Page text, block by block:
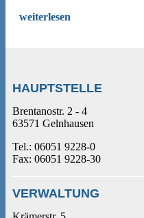
weiterlesen
HAUPTSTELLE
Brentanostr. 2 - 4
63571 Gelnhausen
Tel.: 06051 9228-0
Fax: 06051 9228-30
VERWALTUNG